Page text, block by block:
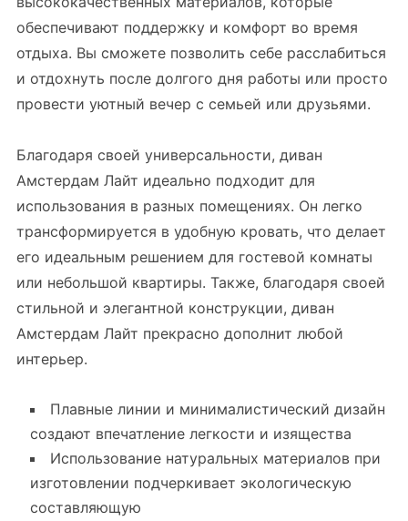
обеспечивают поддержку и комфорт во время
отдыха. Вы сможете позволить себе расслабиться
и отдохнуть после долгого дня работы или просто
провести уютный вечер с семьей или друзьями.
Благодаря своей универсальности, диван
Амстердам Лайт идеально подходит для
использования в разных помещениях. Он легко
трансформируется в удобную кровать, что делает
его идеальным решением для гостевой комнаты
или небольшой квартиры. Также, благодаря своей
стильной и элегантной конструкции, диван
Амстердам Лайт прекрасно дополнит любой
интерьер.
Плавные линии и минималистический дизайн
создают впечатление легкости и изящества
Использование натуральных материалов при
изготовлении подчеркивает экологическую
составляющую